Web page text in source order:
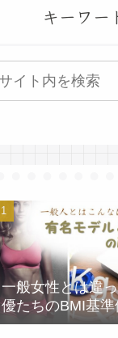
キーワー
一般女性とは違
優たちのBMI基